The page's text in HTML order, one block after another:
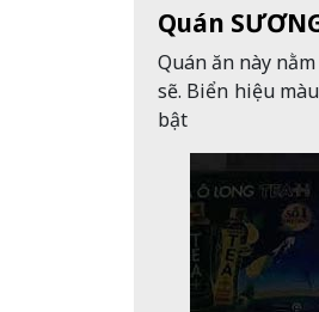
Quán
Quán ăn này
sẽ. Biển hiệu
bật